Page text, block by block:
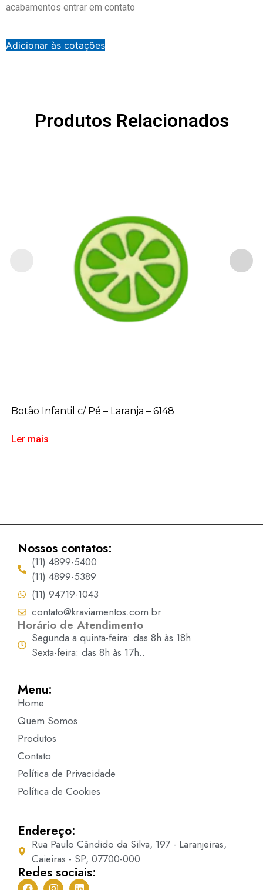
acabamentos entrar em contato
Adicionar às cotações
Produtos Relacionados
Botão Infantil c/ Pé – Laranja – 6148
Ler mais
Nossos contatos:
(11) 4899-5400
(11) 4899-5389
(11) 94719-1043
contato@kraviamentos.com.br
Horário de Atendimento
Segunda a quinta-feira: das 8h às 18h
Sexta-feira: das 8h às 17h..
Menu:
Home
Quem Somos
Produtos
Contato
Política de Privacidade
Política de Cookies
Endereço:
Rua Paulo Cândido da Silva, 197 - Laranjeiras,
Caieiras - SP, 07700-000
Redes sociais: